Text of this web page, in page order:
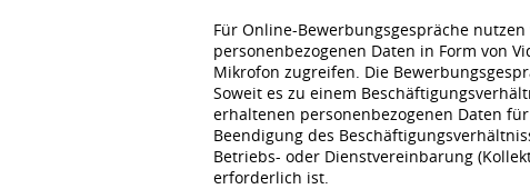
Für Online-Bewerbungsgespräche
personenbezogenen Daten in Form von
Mikrofon zugreifen. Die
Soweit es zu einem
erhaltenen personenbezogenen Daten
Beendigung des
Betriebs- oder Dienstvereinbarung
erforderlich ist.